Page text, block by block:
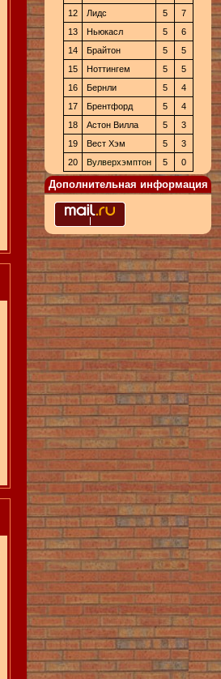
12
Лидс 5
7
13
Ньюкасл 5
6
14
Брайтон 5
5
15
Ноттингем 5
5
16
Бернли 5
4
17
Брентфорд 5
4
18
Астон Вилла 5
3
19
Вест Хэм 5
3
20
Вулверхэмптон 5 0
Дополнительная информация